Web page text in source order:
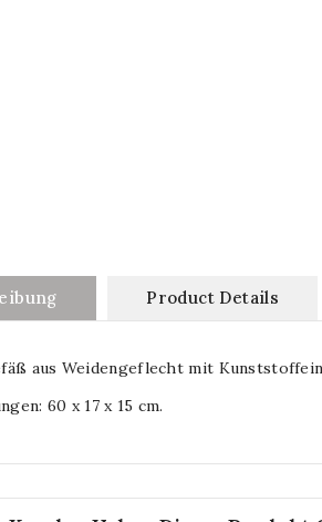
Product Details
aus Weidengeflecht mit
60 x 17 x 15 cm.